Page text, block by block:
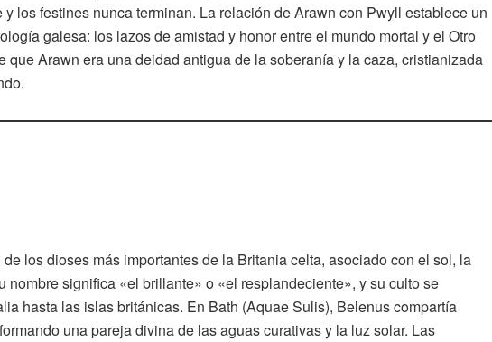
los festines nunca terminan. La relación de Arawn con Pwyll establece un
galesa: los lazos de amistad y honor entre el mundo mortal y el Otro
que Arawn era una deidad antigua de la soberanía y la caza, cristianizada
los dioses más importantes de la Britania celta, asociado con el sol, la
nombre significa «el brillante» o «el resplandeciente», y su culto se
hasta las islas británicas. En Bath (Aquae Sulis), Belenus compartía
una pareja divina de las aguas curativas y la luz solar. Las